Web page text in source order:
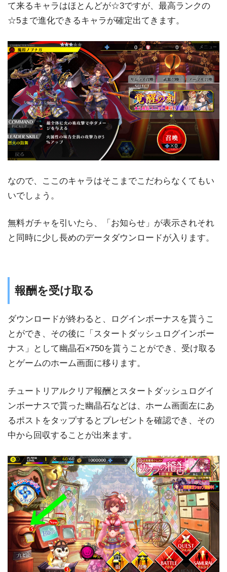
て来るキャラはほとんどが☆3ですが、最高ランクの
☆5まで進化できるキャラが確定出てきます。
なので、ここのキャラはそこまでこだわらなくてもい
いでしょう。
無料ガチャを引いたら、「お知らせ」が表示されそれ
と同時に少し長めのデータダウンロードが入ります。
報酬を受け取る
ダウンロードが終わると、ログインボーナスを貰うこ
とができ、その後に「スタートダッシュログインボー
ナス」として幽晶石×750を貰うことができ、受け取る
とゲームのホーム画面に移ります。
チュートリアルクリア報酬とスタートダッシュログイ
ンボーナスで貰った幽晶石などは、ホーム画面左にあ
るポストをタップするとプレゼントを確認でき、その
中から回収することが出来ます。